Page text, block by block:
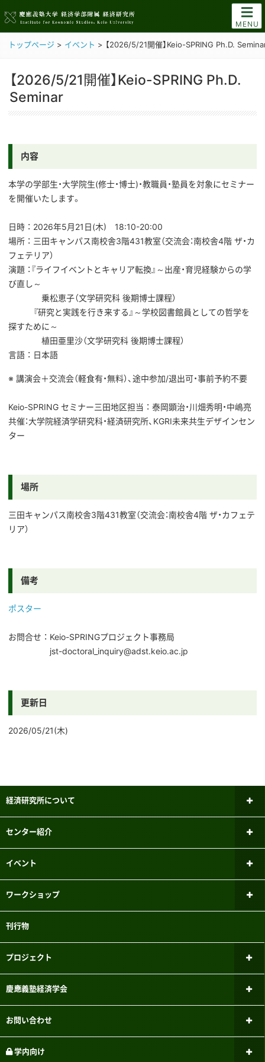
MENU
トップページ > イベント > 【2026/5/21開催】Keio-SPRING Ph.D.
【2026/5/21開催】Keio-SPRING Ph.D.
Seminar
内容
本学の学部生・大学院生(修士・博士)・教職員・塾員を対象にセミナー
を開催いたします。
日時 ： 2026年5月21日(木) 18:10-20:00
場所 ： 三田キャンパス南校舎3階431教室（交流会：南校舎4階 ザ・カ
フェテリア）
演題 ：『ライフイベントとキャリア転換』～出産・育児経験からの学
び直し～
乗松恵子（文学研究科 後期博士課程）
『研究と実践を行き来する』～学校図書館員としての哲学を
探すために～
植田亜里沙（文学研究科 後期博士課程）
言語 ： 日本語
※ 講演会＋交流会（軽食有・無料）、途中参加/退出可・事前予約不要
Keio-SPRING セミナー三田地区担当 ： 泰岡顕治・川畑秀明・中嶋亮
共催：大学院経済学研究科・経済研究所、KGRI未来共生デザインセン
ター
場所
三田キャンパス南校舎3階431教室（交流会：南校舎4階 ザ・カフェテ
リア）
備考
ポスター
お問合せ ： Keio-SPRINGプロジェクト事務局
jst-doctoral_inquiry@adst.keio.ac.jp
更新日
2026/05/21(木)
経済研究所について
所長あいさつ
メーリングリスト
三田キャンパスでの研究目的でのパソコン教室利用について
センター紹介
ファイナンシャル・ジェロントロジー
国際経済学研究センター
こどもの機会均等研究センター
FinTEKセンター
マーケットデザイン研究センター
イベント
新しいお知らせ
ワークショップ
ミクロ経済学ワークショップ
応用経済学ワークショップ
経済史ワークショップ
刊行物
プロジェクト
現行のプロジェクト
慶應義塾経済学会
経済学会のあゆみ
お問い合わせ
社会連携について
学内向け